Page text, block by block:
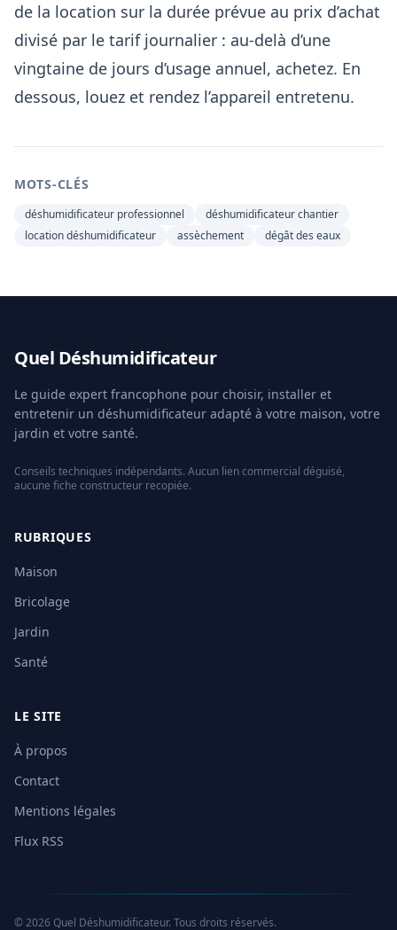
de la location sur la durée prévue au prix d’achat
divisé par le tarif journalier : au-delà d’une
vingtaine de jours d’usage annuel, achetez. En
dessous, louez et rendez l’appareil entretenu.
MOTS-CLÉS
déshumidificateur professionnel
déshumidificateur chantier
location déshumidificateur
assèchement dégât des eaux
Quel Déshumidificateur
Le guide expert francophone pour choisir, installer et
entretenir un déshumidificateur adapté à votre maison, votre
jardin et votre santé.
Conseils techniques indépendants. Aucun lien commercial déguisé,
aucune fiche constructeur recopiée.
RUBRIQUES
Maison
Bricolage
Jardin
Santé
LE SITE
À propos
Contact
Mentions légales
Flux RSS
© 2026 Quel Déshumidificateur. Tous droits réservés.